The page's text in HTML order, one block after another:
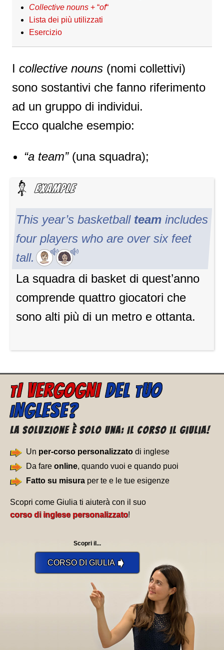
Collective nouns + “of“
Lista dei più utilizzati
Esercizio
I collective nouns (nomi collettivi)
sono sostantivi che fanno riferimento
ad un gruppo di individui.
Ecco qualche esempio:
“a team”(una squadra);
This year’s basketball team includes
four players who are over six feet
tall.
La squadra di basket di quest’anno
comprende quattro giocatori che
sono alti più di un metro e ottanta.
TI VERGOGNIDEL TUO
INGLESE?
La soluzione è solo una: Il corso il Giulia!
Un per-corso personalizzato di inglese
Da fare online, quando vuoi e quando puoi
Fatto su misura per te e le tue esigenze
Scopri come Giulia ti aiuterà con il suo
corso di inglese personalizzato!
Scopri il...
CORSO DI GIULIA➧